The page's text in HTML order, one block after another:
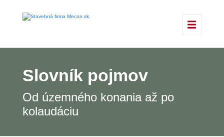
Slovník pojmov
Od územného konania až po
kolaudáciu